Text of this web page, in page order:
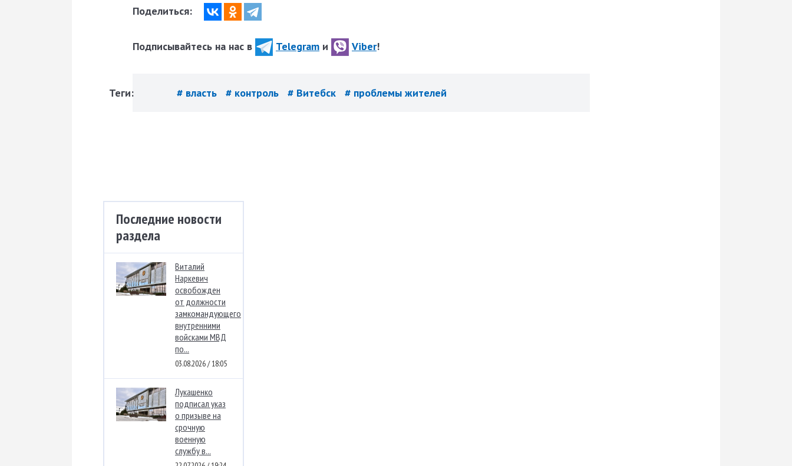
Поделиться:
Подписывайтесь на нас в Telegram и Viber!
Теги: # власть # контроль # Витебск # проблемы жителей
Последние новости
раздела
Виталий
Наркевич
освобожден
от должности
замкомандующего
внутренними
войсками МВД
по...
03.08.2026 / 18:05
Лукашенко
подписал указ
о призыве на
срочную
военную
службу в...